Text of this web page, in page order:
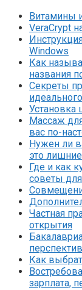
Витамины
VeraCrypt
Windows
Как
названия
Секреты
Установка
Массаж
вас по-
Нужен ли
это
Где и как
советы
Частная
открытия
Как
зарплата,